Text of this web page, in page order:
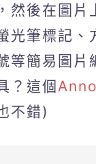
然後在圖片
光筆標記、
等簡易圖片
？這個
不錯)